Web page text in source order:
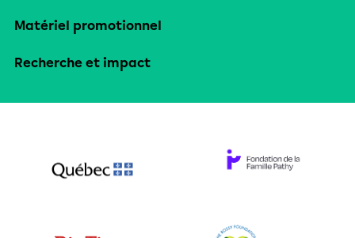
Matériel promotionnel
Recherche et impact